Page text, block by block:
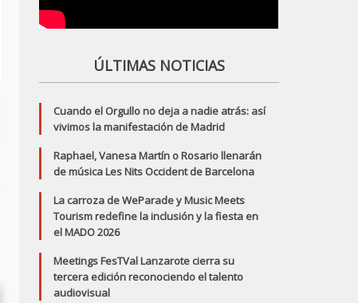
ÚLTIMAS NOTICIAS
Cuando el Orgullo no deja a nadie atrás: así
vivimos la manifestación de Madrid
Raphael, Vanesa Martín o Rosario llenarán
de música Les Nits Occident de Barcelona
La carroza de WeParade y Music Meets
Tourism redefine la inclusión y la fiesta en
el MADO 2026
Meetings FesTVal Lanzarote cierra su
tercera edición reconociendo el talento
audiovisual